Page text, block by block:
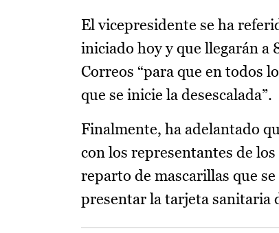
El vicepresidente se ha
iniciado hoy y que llegarán a
Correos “para que en todos
que se inicie la desescalada”.
Finalmente, ha adelantado
con los representantes de
reparto de mascarillas que
presentar la tarjeta sanitaria